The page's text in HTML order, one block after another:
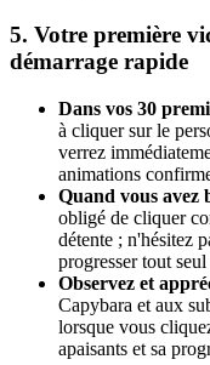
5. Votre première
démarrage rapide
Dans vos 30
à cliquer sur le
verrez
animations
Quand vous avez
obligé de cliquer
détente ; n'hésitez
progresser tout
Observez et
Capybara et aux
lorsque vous
apaisants et sa